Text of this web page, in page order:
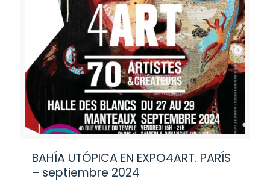
BAHÍA UTÓPICA EN EXPO4ART. PARÍS
– septiembre 2024